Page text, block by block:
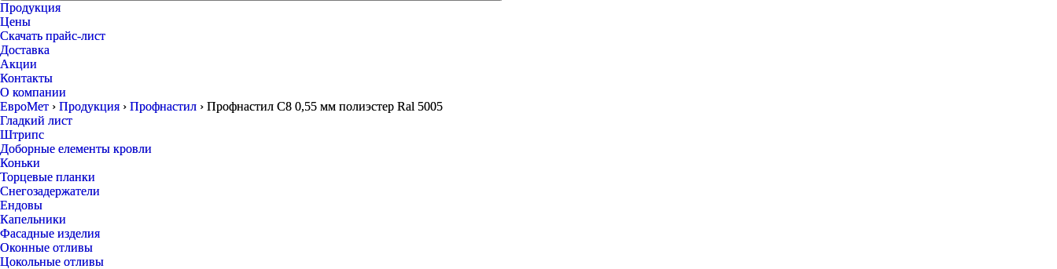
Продукция
Цены
Скачать прайс-лист
Доставка
Акции
Контакты
О компании
ЕвроМет › Продукция › Профнастил › Профнастил С8 0,55 мм полиэстер Ral 5005
Гладкий лист
Штрипс
Доборные елементы кровли
Коньки
Торцевые планки
Снегозадержатели
Ендовы
Капельники
Фасадные изделия
Оконные отливы
Цокольные отливы